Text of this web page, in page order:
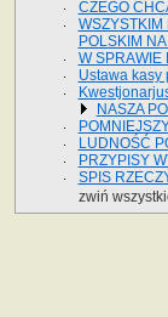
CZEGO
WSZYSTKIM
POLSKIM
W SPRAWIE
Ustawa kasy
NASZA
LUDNOŚĆ
PRZYPISY
SPIS
zwiń